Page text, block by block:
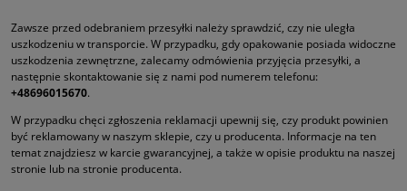
Zawsze przed odebraniem przesyłki należy sprawdzić, czy nie uległa
uszkodzeniu w transporcie. W przypadku, gdy opakowanie posiada widoczne
uszkodzenia zewnętrzne, zalecamy odmówienia przyjęcia przesyłki, a
następnie skontaktowanie się z nami pod numerem telefonu:
+48696015670.
W przypadku chęci zgłoszenia reklamacji upewnij się, czy produkt powinien
być reklamowany w naszym sklepie, czy u producenta. Informacje na ten
temat znajdziesz w karcie gwarancyjnej, a także w opisie produktu na naszej
stronie lub na stronie producenta.